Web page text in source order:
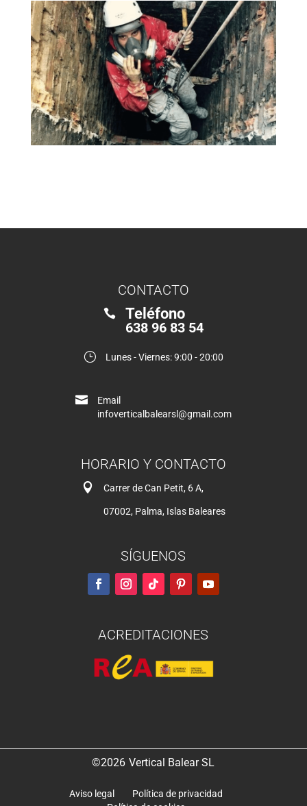
CONTACTO
 Teléfono
638 96 83 54
} Lunes - Viernes: 9:00 - 20:00

Email
infoverticalbalearsl@gmail.com
HORARIO Y CONTACTO
 Carrer de Can Petit, 6 A,
07002, Palma, Islas Baleares
SÍGUENOS
ACREDITACIONES
©2026 Vertical Balear SL
Aviso legal
Política de privacidad